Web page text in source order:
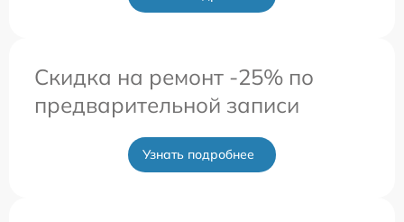
Скидка на ремонт -25% по
предварительной записи
Узнать подробнее